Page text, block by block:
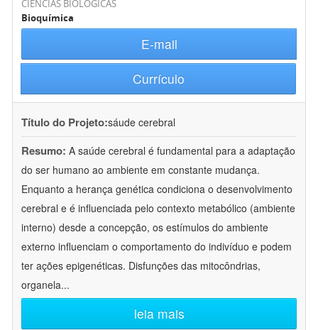
CIÊNCIAS BIOLÓGICAS
Bioquímica
E-mail
Currículo
Título do Projeto:sáude cerebral
Resumo: A saúde cerebral é fundamental para a adaptação
do ser humano ao ambiente em constante mudança.
Enquanto a herança genética condiciona o desenvolvimento
cerebral e é influenciada pelo contexto metabólico (ambiente
interno) desde a concepção, os estímulos do ambiente
externo influenciam o comportamento do indivíduo e podem
ter ações epigenéticas. Disfunções das mitocôndrias,
organela...
leia mais